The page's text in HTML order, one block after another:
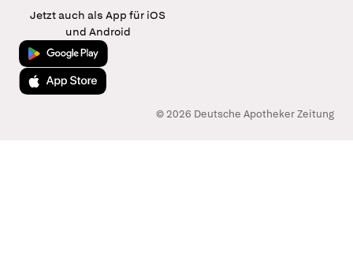
Jetzt auch als App für iOS
und Android
Jetzt bei Google Play
Laden im App Store
© 2026 Deutsche Apotheker Zeitung